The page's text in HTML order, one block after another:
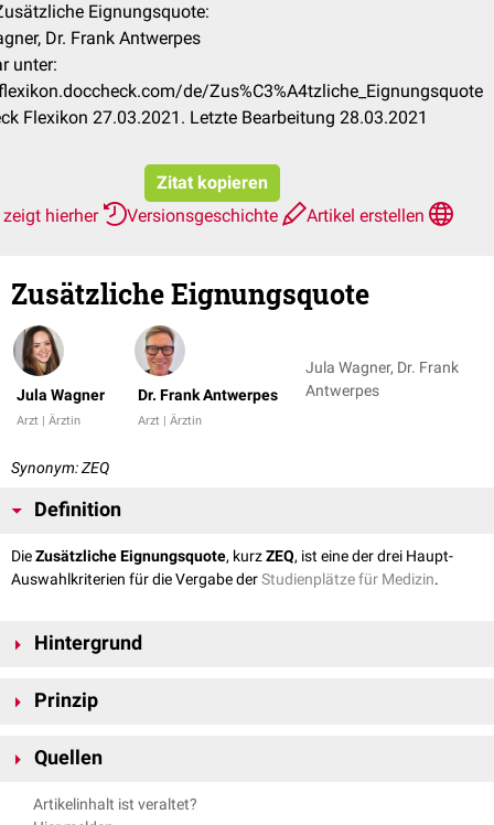
Eignungsquote:
Dr. Frank Antwerpes
unter:
de/Zus%C3%A4tzliche_Eignungsquote
Flexikon 27.03.2021. Letzte Bearbeitung 28.03.2021
Zitat kopieren
zeigt hierher
Versionsgeschichte Artikel erstellen
Zusätzliche Eignungsquote
Jula Wagner
Arzt | Ärztin
Dr. Frank Antwerpes
Arzt | Ärztin
Jula Wagner, Dr. Frank
Antwerpes
Synonym: ZEQ
Definition
DieZusätzliche Eignungsquote, kurzZEQ, ist eine der drei Haupt-
Auswahlkriterien für die Vergabe derStudienplätze für Medizin.
Hintergrund
eines Quotenmodells mit folgenden drei Auswahlquoten:
Auswahlverfahren der Hochschulen
Von allen Studienplätzen werden in Deutschland von der
Prinzip
schulnotenunabhängiges Auswahlverfahren. Das bedeutet, dass die
wird.
Quellen
Hochschulstart
: Das Informations- und Bewerbungsportal.
Bewerbung zum Studium in Deutschland.
Artikelinhalt ist veraltet?